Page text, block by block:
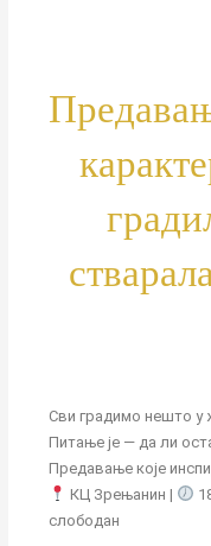
Сви градимо нешто у
Питање је — да ли
Предавање које
КЦ Зрењанин |
слободан